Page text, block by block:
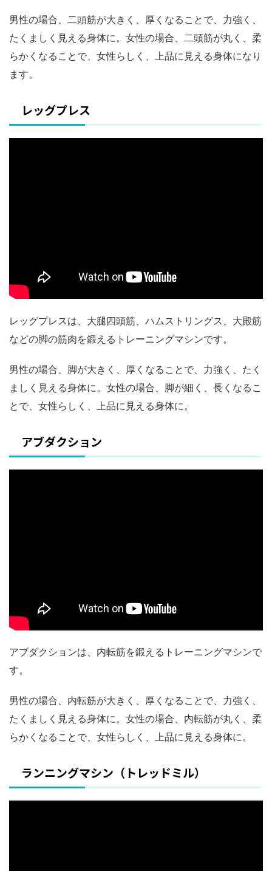
男性の場合、二頭筋が大きく、厚くなることで、力強く、
たくましく見える身体に。女性の場合、二頭筋が丸く、柔
らかくなることで、女性らしく、上品に見える身体になり
ます。
レッグプレス
レッグプレスは、大腿四頭筋、ハムストリングス、大殿筋
などの脚の筋肉を鍛えるトレーニングマシンです。
男性の場合、脚が大きく、厚くなることで、力強く、たく
ましく見える身体に。女性の場合、脚が細く、長くなるこ
とで、女性らしく、上品に見える身体に。
アブダクション
アブダクションは、内転筋を鍛えるトレーニングマシンで
す。
男性の場合、内転筋が大きく、厚くなることで、力強く、
たくましく見える身体に。女性の場合、内転筋が丸く、柔
らかくなることで、女性らしく、上品に見える身体に。
ランニングマシン（トレッドミル）